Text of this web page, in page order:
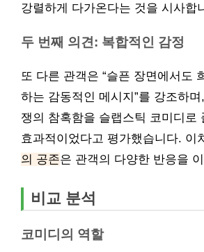
강렬하게 다가온다는 것을 시사합
두 번째 의견: 복합적인 감정
또 다른 관객은 “슬픈 장면에서도
하는 감동적인 메시지”를 강조하
쟁의 참혹함을 슬랩스틱 코미디로
효과적이었다고 평가했습니다. 이
의 공존은 관객의 다양한 반응을
비교 분석
코미디의 역할